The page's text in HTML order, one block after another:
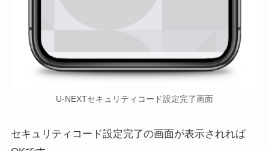
U-NEXTセキュリティコード設定完了画面
セキュリティコード設定完了の画面が表示されれば